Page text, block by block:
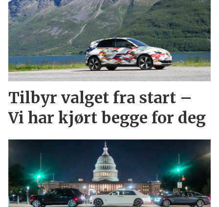
Tilbyr valget fra start –
Vi har kjørt begge for deg